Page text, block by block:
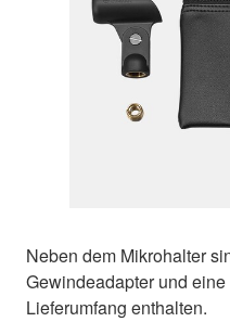
Neben dem Mikrohalter
Gewindeadapter und
Lieferumfang enthalten.